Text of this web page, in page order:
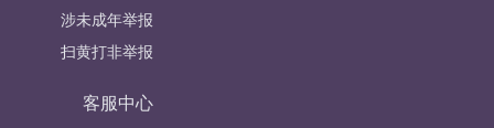
涉未成年举报
扫黄打非举报
客服中心